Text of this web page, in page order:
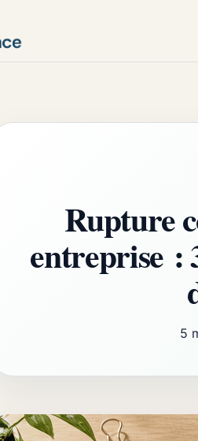
Rupture
entreprise :
5